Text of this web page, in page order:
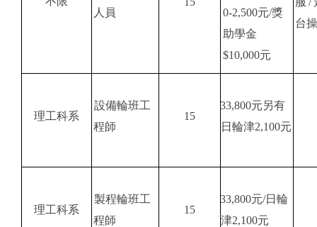
人員
0-2,500元/獎
助學金
$10,000元
台
理工科系
設備輪班工
程師
15
33,800元另有
日輪津2,100元
理工科系
製程輪班工
程師
15
33,800元/日輪
津2,100元